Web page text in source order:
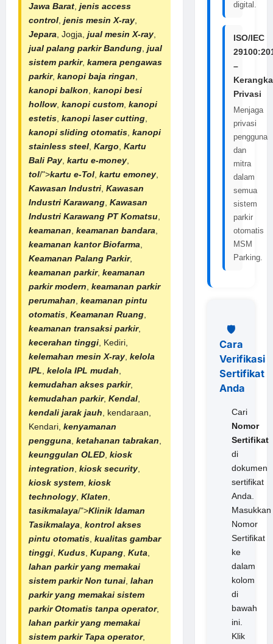
Jawa Barat jenis access
control jenis mesin X-ray
Jepara , Jogja, jual mesin X-ray
jual palang parkir Bandung jual
sistem parkir, kamera pengawas
parkir, kanopi baja ringan
kanopi balkon kanopi besi
hollow, kanopi custom kanopi
estetis kanopi laser cutting
kanopi sliding otomatis kanopi
stainless steel Kargo Kartu
Bali Pay kartu e-money
tol/">kartu e-Tol kartu emoney
Kawasan Industri Kawasan
Industri Karawang Kawasan
Industri Karawang PT Komatsu
keamanan keamanan bandara
keamanan kantor Biofarma
Keamanan Palang Parkir,
keamanan parkir, keamanan
parkir modern keamanan parkir
perumahan keamanan pintu
otomatis Keamanan Ruang
keamanan transaksi parkir,
kecerahan tinggi , Kediri,
kelemahan mesin X-ray kelola
IPL kelola IPL mudah
kemudahan akses parkir,
kemudahan parkir, Kendal
kendali jarak jauh , kendaraan,
Kendari, kenyamanan
pengguna ketahanan tabrakan
keunggulan OLED kiosk
integration kiosk security
kiosk system kiosk
technology Klaten
tasikmalaya/">Klinik Idaman
Tasikmalaya kontrol akses
pintu otomatis kualitas gambar
tinggi Kudus Kupang Kuta
lahan parkir yang memakai
sistem parkir Non tunai lahan
parkir yang memakai sistem
parkir Otomatis tanpa operator,
lahan parkir yang memakai
sistem parkir Tapa operator,
digital.
ISO/IEC
–
Kerangka
Privasi
Menjaga
privasi
pengguna
dan
mitra
dalam
semua
sistem
parkir
otomatis
MSM
Parking.
🛡️
Cara
Verifikasi
Sertifikat
Anda
Cari
Nomor
Sertifikat
di
dokumen
sertifikat
Anda.
Masukkan
Nomor
Sertifikat
ke
dalam
kolom
di
bawah
ini.
Klik